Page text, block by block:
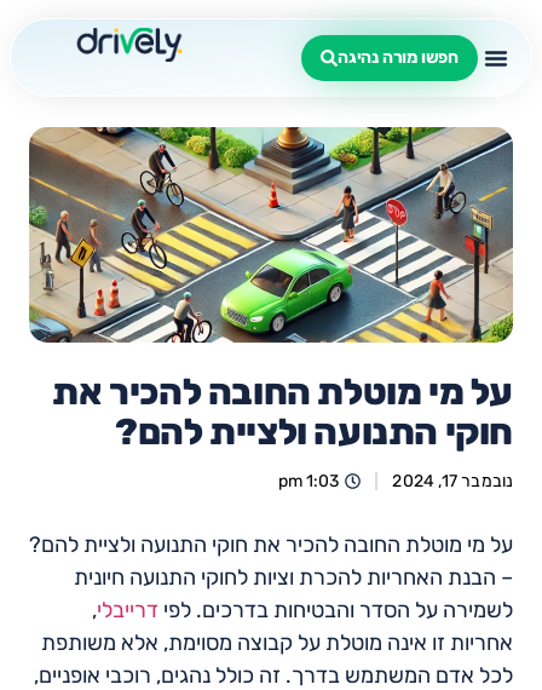
חפשו מורה נהיגה
על מי מוטלת החובה להכיר את
חוקי התנועה ולציית להם?
נובמבר 17, 2024 1:03 pm
על מי מוטלת החובה להכיר את חוקי התנועה ולציית להם?
– הבנת האחריות להכרת וציות לחוקי התנועה חיונית
לשמירה על הסדר והבטיחות בדרכים. לפי דרייבלי,
אחריות זו אינה מוטלת על קבוצה מסוימת, אלא משותפת
לכל אדם המשתמש בדרך. זה כולל נהגים, רוכבי אופניים,